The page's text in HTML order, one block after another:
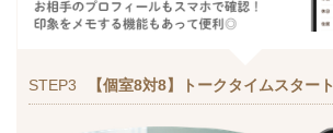
STEP3 【個室8対8】トークタイムスタート